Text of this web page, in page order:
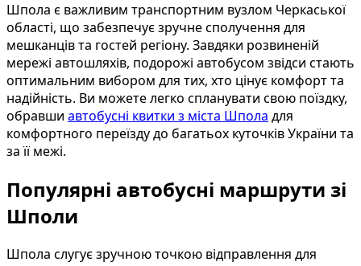
Шпола є важливим транспортним вузлом Черкаської
області, що забезпечує зручне сполучення для
мешканців та гостей регіону. Завдяки розвиненій
мережі автошляхів, подорожі автобусом звідси стають
оптимальним вибором для тих, хто цінує комфорт та
надійність. Ви можете легко спланувати свою поїздку,
обравши автобусні квитки з міста Шпола для
комфортного переїзду до багатьох куточків України та
за її межі.
Популярні автобусні маршрути зі
Шполи
Шпола слугує зручною точкою відправлення для